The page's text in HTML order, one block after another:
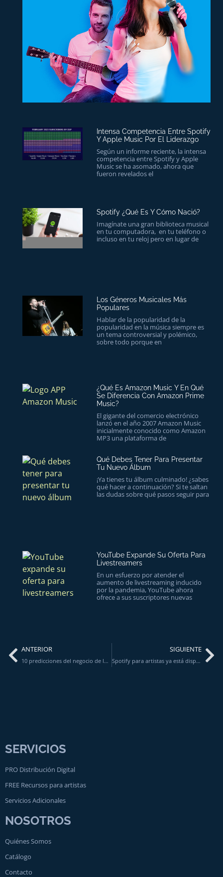
Intensa Competencia Entre Spotify
Y Apple Music Por El Liderazgo
Según un informe reciente, la intensa
competencia entre Spotify y Apple
Music se ha asomado, ahora que
fueron revelados el
Spotify ¿Qué Es Y Cómo Nació?
Imagínate una gran biblioteca musical
en tu computadora, en tu teléfono o
incluso en tu reloj pero en lugar de
Los Géneros Musicales Más
Populares
Hablar de la popularidad de la
popularidad en la música siempre es
un tema controversial y polémico,
sobre todo porque en
¿Qué Es Amazon Music Y En Qué
Se Diferencia Con Amazon Prime
Music?
El gigante del comercio electrónico
lanzó en el año 2007 Amazon Music
inicialmente conocido como Amazon
MP3 una plataforma de
Qué Debes Tener Para Presentar
Tu Nuevo Álbum
¡Ya tienes tu álbum culminado! ¿sabes
qué hacer a continuación? Si te saltan
las dudas sobre qué pasos seguir para
YouTube Expande Su Oferta Para
Livestreamers
En un esfuerzo por atender el
aumento de livestreaming inducido
por la pandemia, YouTube ahora
ofrece a sus suscriptores nuevas
ANTERIOR
10 predicciones del negocio de la música para 2022
SIGUIENTE
Spotify para artistas ya está disponible en 26 idiomas
SERVICIOS
PRO Distribución Digital
FREE Recursos para artistas
Servicios Adicionales
NOSOTROS
Quiénes Somos
Catálogo
Contacto